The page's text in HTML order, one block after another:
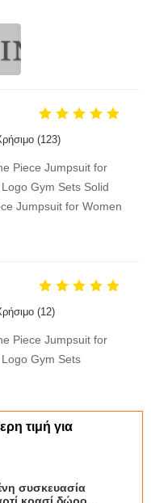
(123)
Piece Jumpsuit for
Gym Sets Solid
Jumpsuit for Women
(12)
Piece Jumpsuit for
Gym Sets
τιμή για
συσκευασία